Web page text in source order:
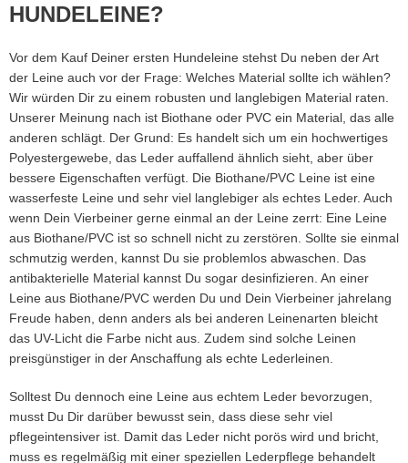
HUNDELEINE?
Vor dem Kauf Deiner ersten Hundeleine stehst Du neben der Art
der Leine auch vor der Frage: Welches Material sollte ich wählen?
Wir würden Dir zu einem robusten und langlebigen Material raten.
Unserer Meinung nach ist Biothane oder PVC ein Material, das alle
anderen schlägt. Der Grund: Es handelt sich um ein hochwertiges
Polyestergewebe, das Leder auffallend ähnlich sieht, aber über
bessere Eigenschaften verfügt. Die Biothane/PVC Leine ist eine
wasserfeste Leine und sehr viel langlebiger als echtes Leder. Auch
wenn Dein Vierbeiner gerne einmal an der Leine zerrt: Eine Leine
aus Biothane/PVC ist so schnell nicht zu zerstören. Sollte sie einmal
schmutzig werden, kannst Du sie problemlos abwaschen. Das
antibakterielle Material kannst Du sogar desinfizieren. An einer
Leine aus Biothane/PVC werden Du und Dein Vierbeiner jahrelang
Freude haben, denn anders als bei anderen Leinenarten bleicht
das UV-Licht die Farbe nicht aus. Zudem sind solche Leinen
preisgünstiger in der Anschaffung als echte Lederleinen.
Solltest Du dennoch eine Leine aus echtem Leder bevorzugen,
musst Du Dir darüber bewusst sein, dass diese sehr viel
pflegeintensiver ist. Damit das Leder nicht porös wird und bricht,
muss es regelmäßig mit einer speziellen Lederpflege behandelt